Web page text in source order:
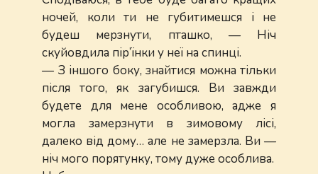
ночей, коли ти не губитимешся і не
будеш мерзнути, пташко, — Ніч
скуйовдила пір’їнки у неї на спинці.
— З іншого боку, знайтися можна тільки
після того, як загубишся. Ви завжди
будете для мене особливою, адже я
могла замерзнути в зимовому лісі,
далеко від дому… але не замерзла. Ви —
ніч мого порятунку, тому дуже особлива.